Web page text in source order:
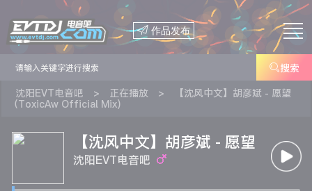
 作品发布
搜索
沈阳EVT电音吧 > 正在播放 >
【沈风中文】胡彦斌 - 愿望
（ToxicAw Official Mix)
【沈风中文】胡彦斌 - 愿望
（ToxicAw Official Mix)
沈阳EVT电音吧